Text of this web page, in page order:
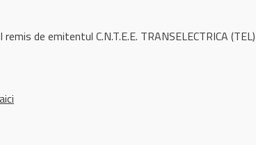
de emitentul C.N.T.E.E. TRANSELECTRICA